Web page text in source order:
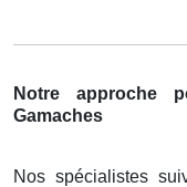
Notre approche
Gamaches
Nos spécialistes